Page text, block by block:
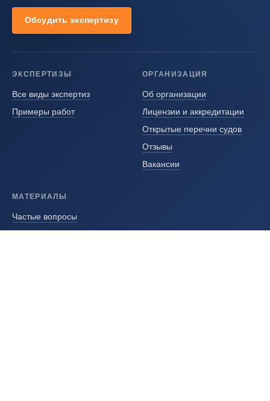
Обсудить экспертизу
ЭКСПЕРТИЗЫ
Все виды экспертиз
Примеры работ
ОРГАНИЗАЦИЯ
Об организации
Лицензии и аккредитации
Открытые перечни судов
Отзывы
Вакансии
МАТЕРИАЛЫ
Частые вопросы
Видео